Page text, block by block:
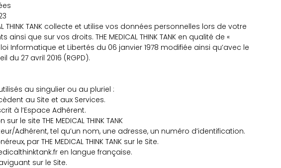
TANK collecte et utilise vos données personnelles lors de votre
que sur vos droits. THE MEDICAL THINK TANK en qualité de «
et Libertés du 06 janvier 1978 modifiée ainsi qu’avec le
du 27 avril 2016 (RGPD).
au singulier ou au pluriel :
au Site et aux Services.
à l’Espace Adhérent.
site THE MEDICAL THINK TANK
Adhérent, tel qu’un nom, une adresse, un numéro d’identification.
par THE MEDICAL THINK TANK sur le Site.
en langue française.
sur le Site.